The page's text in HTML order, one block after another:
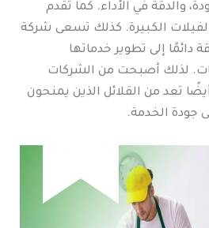
والدقة في الأداء. كما تقدم
الكبيرة. كذلك تسعى شركة
دائمًا إلى تطوير خدماتها
لذلك أصبحت من الشركات
تعد من القلائل الذين يمنحون
جودة الخدمة.